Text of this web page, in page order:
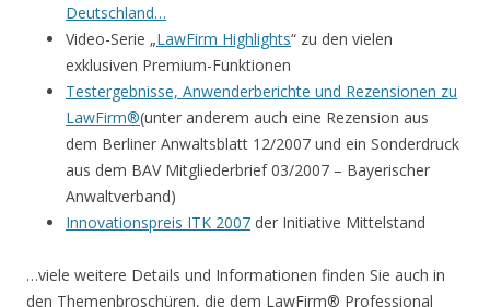
Deutschland…
Video-Serie „LawFirm Highlights“ zu den vielen
exklusiven Premium-Funktionen
Testergebnisse, Anwenderberichte und Rezensionen zu
LawFirm®(unter anderem auch eine Rezension aus
dem Berliner Anwaltsblatt 12/2007 und ein Sonderdruck
aus dem BAV Mitgliederbrief 03/2007 – Bayerischer
Anwaltverband)
Innovationspreis ITK 2007 der Initiative Mittelstand
…viele weitere Details und Informationen finden Sie auch in
den Themenbroschüren, die dem LawFirm® Professional